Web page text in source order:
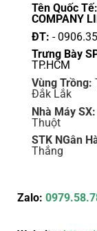
sản
Tên Quốc
COMPANY
ĐT: -
Trưng Bày
TP.HCM
Vùng Trồng:
Đắk Lắk
Nhà Máy SX:
Thuột
STK NGân
Thắng
Zalo: